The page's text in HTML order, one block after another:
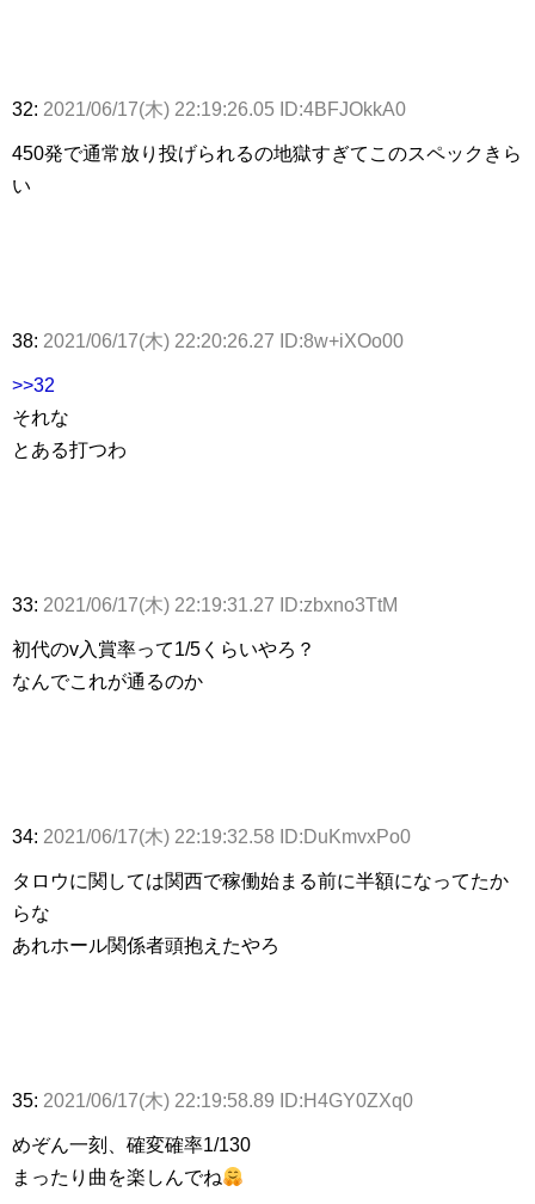
32: 2021/06/17(木) 22:19:26.05 ID:4BFJOkkA0
450発で通常放り投げられるの地獄すぎてこのスペックきら
い
38: 2021/06/17(木) 22:20:26.27 ID:8w+iXOo00
>>32
それな
とある打つわ
33: 2021/06/17(木) 22:19:31.27 ID:zbxno3TtM
初代のv入賞率って1/5くらいやろ？
なんでこれが通るのか
34: 2021/06/17(木) 22:19:32.58 ID:DuKmvxPo0
タロウに関しては関西で稼働始まる前に半額になってたか
らな
あれホール関係者頭抱えたやろ
35: 2021/06/17(木) 22:19:58.89 ID:H4GY0ZXq0
めぞん一刻、確変確率1/130
まったり曲を楽しんでね